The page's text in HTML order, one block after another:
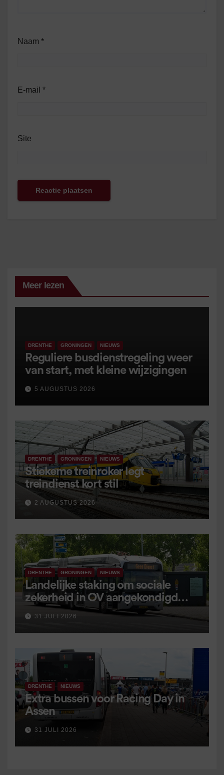
Naam *
E-mail *
Site
Meer lezen
DRENTHE GRONINGEN NIEUWS
Reguliere busdienstregeling weer
van start, met kleine wijzigingen
5 AUGUSTUS 2026
DRENTHE GRONINGEN NIEUWS
Stiekeme treinroker legt
treindienst kort stil
2 AUGUSTUS 2026
DRENTHE GRONINGEN NIEUWS
Landelijke staking om sociale
zekerheid in OV aangekondigd
voor 9 september
31 JULI 2026
DRENTHE NIEUWS
Extra bussen voor Racing Day in
Assen
31 JULI 2026